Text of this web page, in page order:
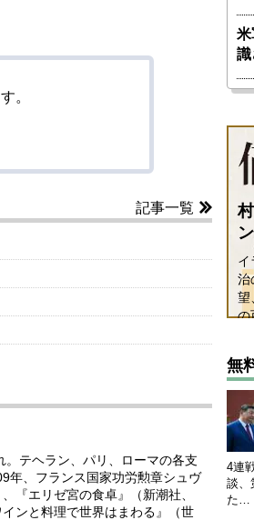
。
記事一覧
テヘラン、パリ、ローマの各支
年、フランス国家功労勲章シュヴ
『エリゼ宮の食卓』（新潮社、
ンと料理で世界はまわる』（世
米
識
イ
治
望
の
無
4連
談、
た…